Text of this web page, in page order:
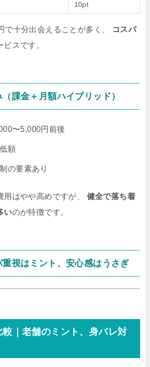
10pt
で十分出会えることが多く、
コスパ
ビスです。
課金＋月額ハイブリッド）
〜5,000円前後
額
の要素あり
用はやや高めですが、 健全で落ち着
いのが特徴です。
視はミント、安心感はうさぎ
｜老舗のミント、身バレ対